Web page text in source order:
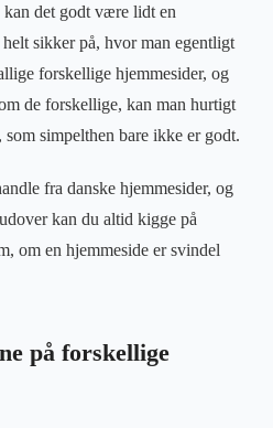
det godt være lidt en
sikker på, hvor man egentligt
forskellige hjemmesider, og
de forskellige, kan man hurtigt
simpelthen bare ikke er godt.
fra danske hjemmesider, og
kan du altid kigge på
om en hjemmeside er svindel
på forskellige